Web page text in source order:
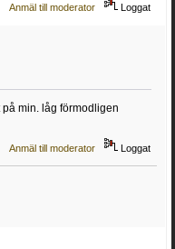
Anmäl till moderator Loggat
min. låg förmodligen
Anmäl till moderator Loggat